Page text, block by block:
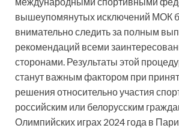
вышеупомянутых исключений МОК
внимательно следить за полным
рекомендаций всеми
сторонами. Результаты этой
станут важным фактором при
решения относительно участия
российским или белорусским
Олимпийских играх 2024 года в